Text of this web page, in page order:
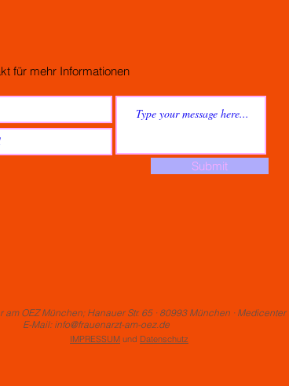
für mehr Informationen
Submit
OEZ München; Hanauer Str. 65 · 80993 München ·
info@frauenarzt-am-oez.de
IMPRESSUM und Datenschutz